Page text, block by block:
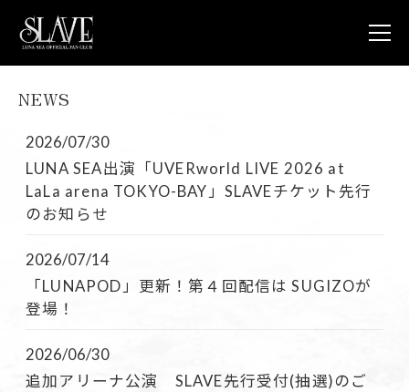
LUNA
LUNA
NEWS
2026/07/30
LUNA SEA出演「UVERworld LIVE 2026 at
LaLa arena TOKYO-BAY」SLAVEチケット先行
のお知らせ
2026/07/14
「LUNAPOD」更新！第４回配信は SUGIZOが
登場！
2026/06/30
追加アリーナ公演 SLAVE先行受付(抽選)のご